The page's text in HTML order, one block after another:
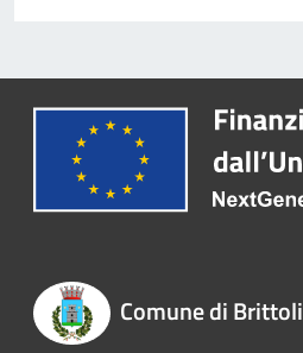
Comune di Brittoli